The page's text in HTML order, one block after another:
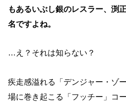
もあるいぶし銀のレスラー、渕
名ですよね。
…え？それは知らない？
疾走感溢れる「デンジャー・ゾ
場に巻き起こる「フッチー」コ